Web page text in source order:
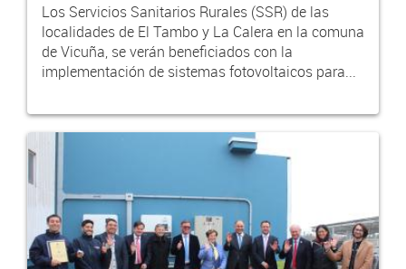
Los Servicios Sanitarios Rurales (SSR) de las
localidades de El Tambo y La Calera en la comuna
de Vicuña, se verán beneficiados con la
implementación de sistemas fotovoltaicos para...